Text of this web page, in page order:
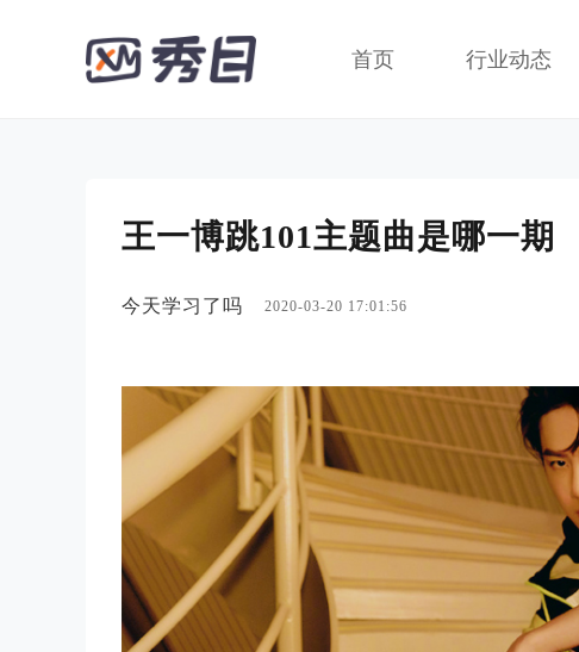
首页 行业动态
王一博跳101主题曲是哪一期
今天学习了吗 2020-03-20 17:01:56